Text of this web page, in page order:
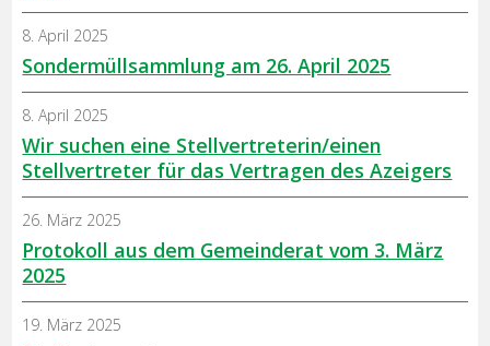
Sondermüllsammlung am 26. April 2025
8. April 2025
Wir suchen eine Stellvertreterin/einen
Stellvertreter für das Vertragen des Azeigers
8. April 2025
Protokoll aus dem Gemeinderat vom 3. März
2025
26. März 2025
19. März 2025